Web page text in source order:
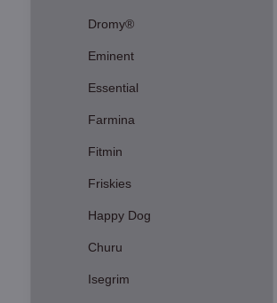
Dromy®
Eminent
Essential
Farmina
Fitmin
Friskies
Happy Dog
Churu
Isegrim